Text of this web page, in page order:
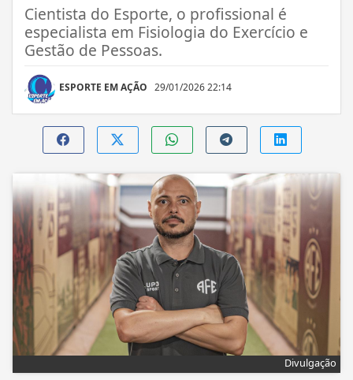
Cientista do Esporte, o profissional é
especialista em Fisiologia do Exercício e
Gestão de Pessoas.
ESPORTE EM AÇÃO 29/01/2026 22:14
Divulgação